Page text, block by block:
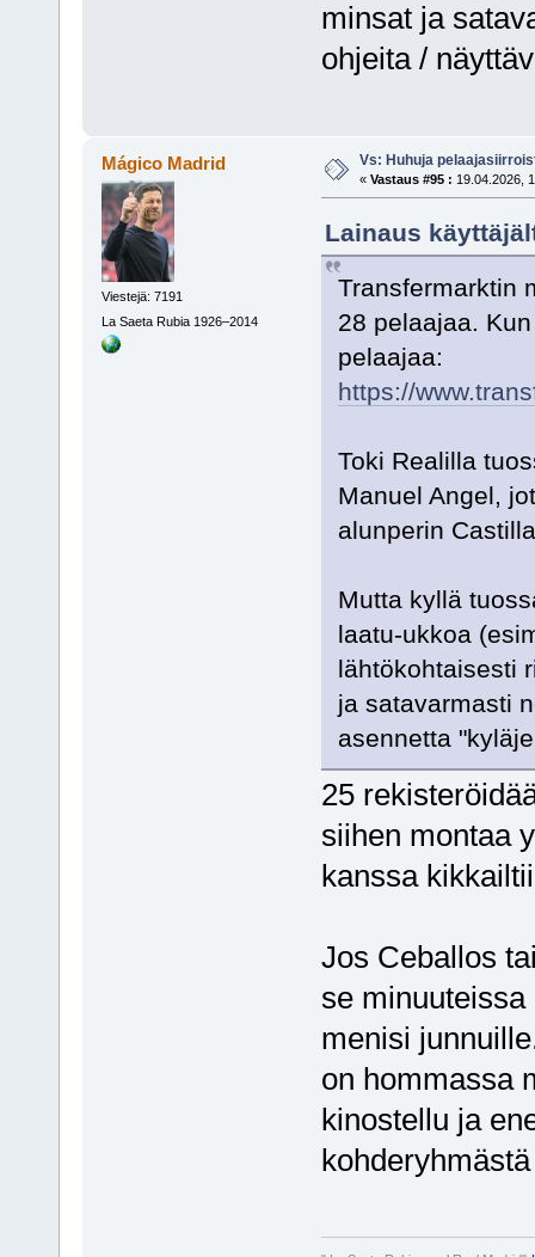
minsat ja
ohjeita /
Mágico Madrid
Viestejä: 7191
La Saeta Rubia 1926–2014
Vs: Huhuja
« Vastaus #95 : 19.04.2026,
Lainaus
Transfermarktin
28 pelaajaa.
pelaajaa:
https://
Toki Realilla
Manuel Angel,
alunperin
Mutta kyllä
laatu-ukkoa
lähtökohtaisesti
ja satavarmasti
asennetta
25
siihen montaa
kanssa
Jos Ceballos
se
menisi
on hommassa
kinostellu ja